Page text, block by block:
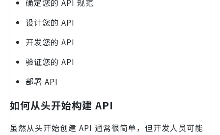
确定您的 API 规范
设计您的 API
开发您的 API
验证您的 API
部署 API
如何从头开始构建 API
虽然从头开始创建 API 通常很简单，但开发人员可能